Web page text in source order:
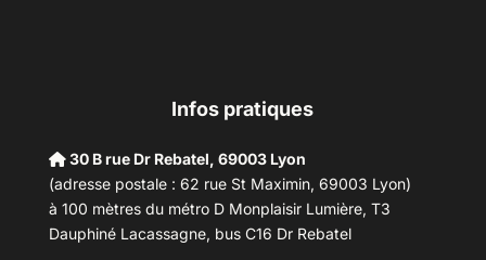
Infos pratiques
30 B rue Dr Rebatel, 69003 Lyon
(adresse postale : 62 rue St Maximin, 69003 Lyon)
à 100 mètres du métro D Monplaisir Lumière, T3
Dauphiné Lacassagne, bus C16 Dr Rebatel